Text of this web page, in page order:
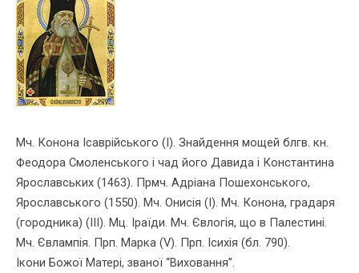
Мч. Конона Ісаврiйського (І). Знайдення мощей блгв. кн.
Феодора Смоленського i чад його Давида i Константина
Ярославських (1463). Прмч. Адрiана Пошехонського,
Ярославського (1550). Мч. Онисiя (І). Мч. Конона, градаря
(городника) (ІІІ). Мц. Іраїди. Мч. Євлогiя, що в Палестинi.
Мч. Євлампiя. Прп. Марка (V). Прп. Ісихiя (бл. 790).
Ікони Божої Матері, званої “Виховання”.